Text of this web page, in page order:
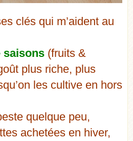
clés qui m’aident au
saisons (fruits &
plus riche, plus
les cultive en hors
quelque peu,
achetées en hiver,